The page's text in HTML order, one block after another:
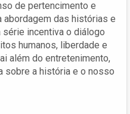
de pertencimento e
abordagem das histórias e
incentiva o diálogo
humanos, liberdade e
além do entretenimento,
sobre a história e o nosso